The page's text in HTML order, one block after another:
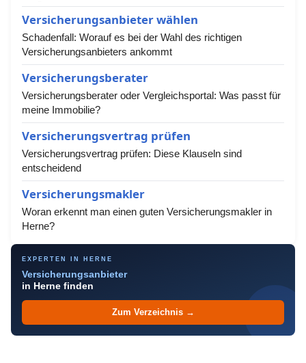
Versicherungsanbieter wählen
Schadenfall: Worauf es bei der Wahl des richtigen
Versicherungsanbieters ankommt
Versicherungsberater
Versicherungsberater oder Vergleichsportal: Was passt für
meine Immobilie?
Versicherungsvertrag prüfen
Versicherungsvertrag prüfen: Diese Klauseln sind
entscheidend
Versicherungsmakler
Woran erkennt man einen guten Versicherungsmakler in
Herne?
EXPERTEN IN HERNE
Versicherungsanbieter
in Herne finden
Zum Verzeichnis →